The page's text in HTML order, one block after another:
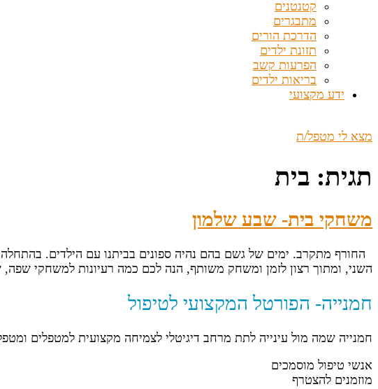
קטנטנים
מתבגרים
הדרכת הורים
תזונת ילדים
הפרעות קשב
בריאות ילדים
ידע מקצועי
מצא לי מטפל/ת
תגית: בית
משחקי בית- שבע שלמון
החורף מתקרב. ימים של גשם בהם נהיה ספונים בביתנו עם הילדים.
השני, ומתוך רצון לזמן ומשחק משותף, הנה לכם כמה רעיונות למשחקי
חמנייה- הפורטל המקצועי לטיפול
חמנייה שמה מול עינייה לתת מרחב דיגיטלי לצמיחה מקצועית למטפלים
אנשי טיפול מוסמכים
מוזמנים להצטרף